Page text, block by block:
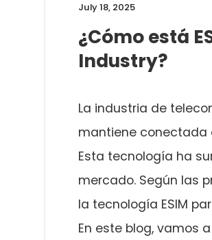
July 18, 2025
¿Cómo está
Industry?
La industria de
mantiene conectada
Esta tecnología ha
mercado. Según las
la tecnología ESIM
En este blog, vamos